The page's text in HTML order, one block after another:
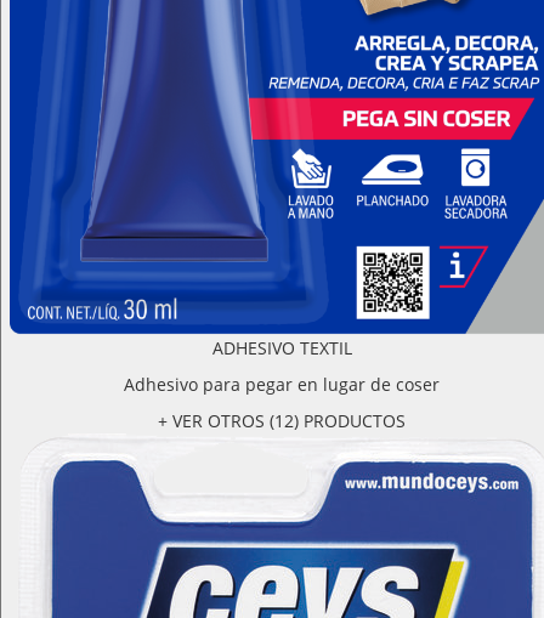
ADHESIVO TEXTIL
Adhesivo para pegar en lugar de coser
+ VER OTROS (12) PRODUCTOS